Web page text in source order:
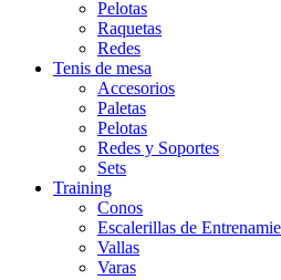
Pelotas
Raquetas
Redes
Tenis de mesa
Accesorios
Paletas
Pelotas
Redes y Soportes
Sets
Training
Conos
Escalerillas de
Vallas
Varas